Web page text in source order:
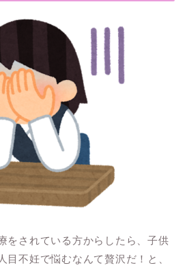
をされている方からしたら、子供
目不妊で悩むなんて贅沢だ！と、